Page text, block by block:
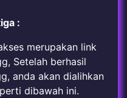
:
merupakan link
Setelah berhasil
anda akan dialihkan
dibawah ini.